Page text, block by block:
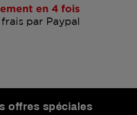
en 4 fois
frais par Paypal
offres spéciales